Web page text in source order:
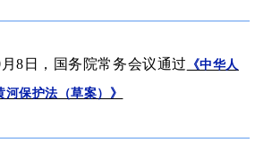
月8日，国务院常务会议通过 《中华人
河保护法（草案）》